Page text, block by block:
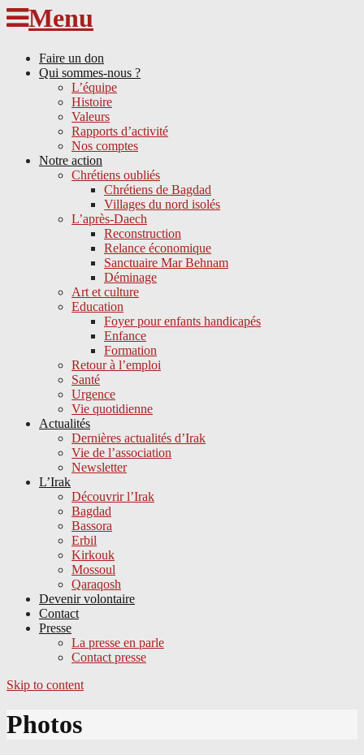
Menu
Faire un don
Qui sommes-nous ?
L’équipe
Histoire
Valeurs
Rapports d’activité
Nos comptes
Notre action
Chrétiens oubliés
Chrétiens de Bagdad
Villages du nord isolés
L’après-Daech
Reconstruction
Relance économique
Sanctuaire Mar Behnam
Déminage
Art et culture
Education
Foyer pour enfants handicapés
Enfance
Formation
Retour à l’emploi
Santé
Urgence
Vie quotidienne
Actualités
Dernières actualités d’Irak
Vie de l’association
Newsletter
L’Irak
Découvrir l’Irak
Bagdad
Bassora
Erbil
Kirkouk
Mossoul
Qaraqosh
Devenir volontaire
Contact
Presse
La presse en parle
Contact presse
Skip to content
Photos